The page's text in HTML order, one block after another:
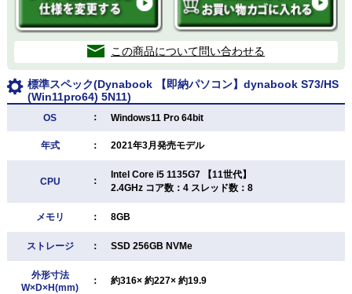
この商品について問い合わせる
標準スペック(Dynabook 【即納パソコン】dynabook S73/HS
(Win11pro64) 5N11)
OS ： Windows11 Pro 64bit
年式 ： 2021年3月発売モデル
CPU ：
Intel Core i5 1135G7 【11世代】
2.4GHz コア数：4 スレッド数：8
メモリ ： 8GB
ストレージ ： SSD 256GB NVMe
外形寸法
W×D×H(mm)
： 約316× 約227× 約19.9